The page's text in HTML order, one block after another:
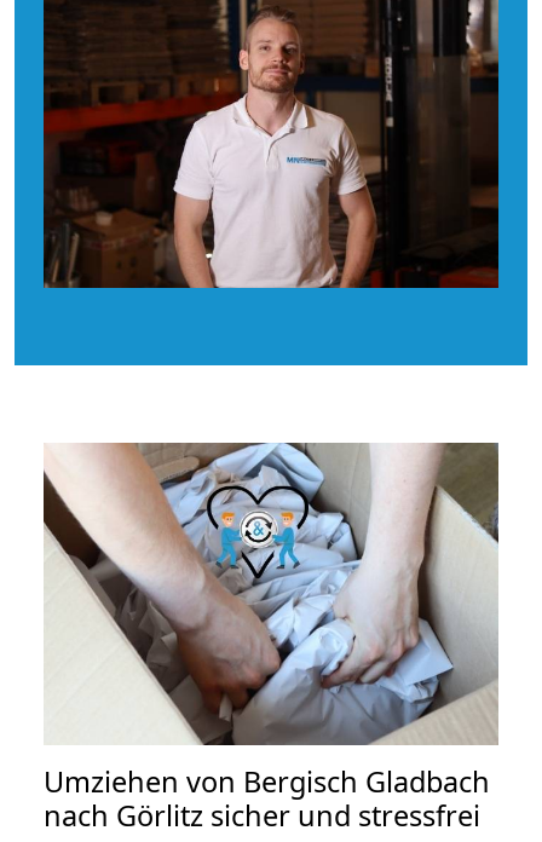
Umziehen von Bergisch Gladbach
nach Görlitz sicher und stressfrei